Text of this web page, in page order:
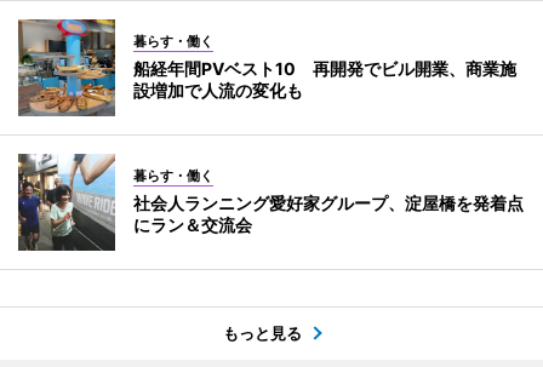
暮らす・働く
船経年間PVベスト10 再開発でビル開業、商業施
設増加で人流の変化も
暮らす・働く
社会人ランニング愛好家グループ、淀屋橋を発着点
にラン＆交流会
もっと見る